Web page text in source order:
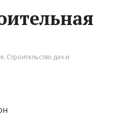
, Строительство дач и